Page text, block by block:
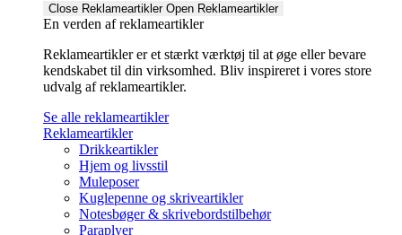
Close Reklameartikler Open Reklameartikler
En verden af reklameartikler ​
Reklameartikler er et stærkt værktøj til at øge eller bevare
kendskabet til din virksomhed. Bliv inspireret i vores store
udvalg af reklameartikler.
Se alle reklameartikler
Reklameartikler
Drikkeartikler
Hjem og livsstil
Muleposer
Kuglepenne og skriveartikler
Notesbøger & skrivebordstilbehør
Paraplyer